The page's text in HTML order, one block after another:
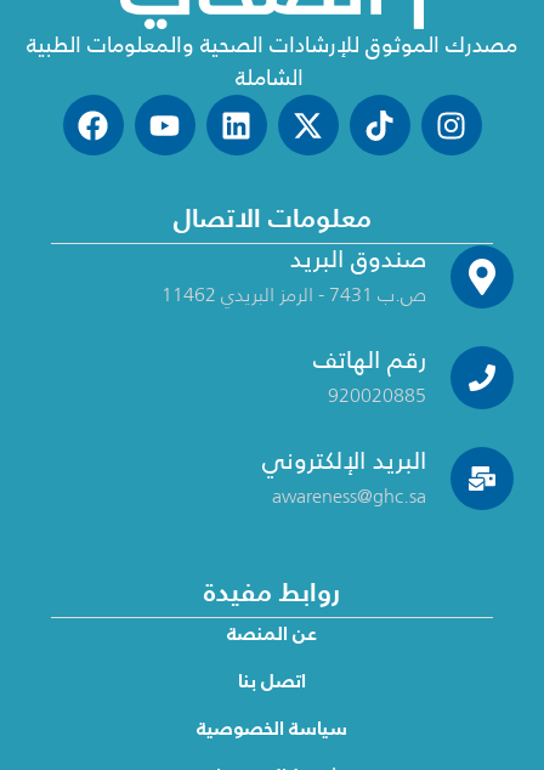
روابط مفيدة
عن المنصة
اتصل بنا
سياسة الخصوصية
معلومات الاتصال
صندوق البريد
ص.ب 7431 - الرمز البريدي 11462
رقم الهاتف
920020885
البريد الإلكتروني
awareness@ghc.sa
مصدرك الموثوق للإرشادات الصحية والمعلومات الطبية